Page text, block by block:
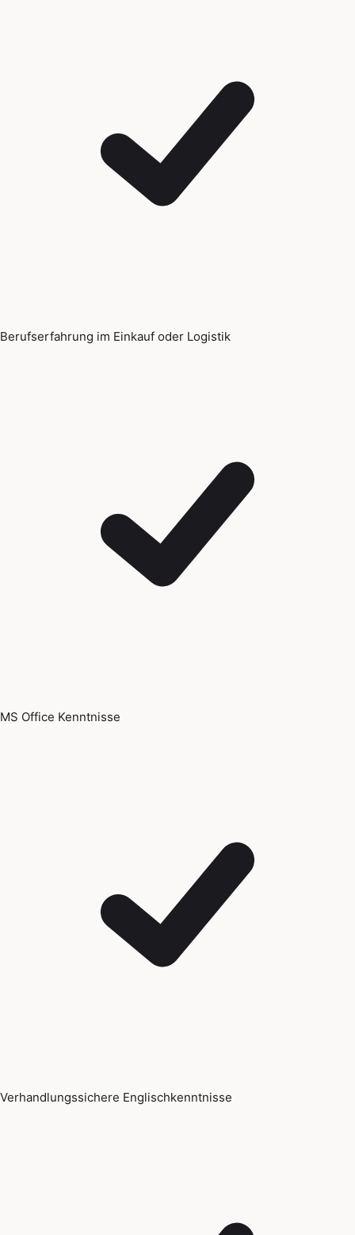
Berufserfahrung im Einkauf oder Logistik
MS Office Kenntnisse
Verhandlungssichere Englischkenntnisse